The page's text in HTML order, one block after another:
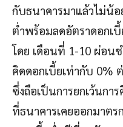
กับธนาคารมาแล้วไม่น้อ
ต่ำพร้อมลดอัตราดอกเบี้
โดย เดือนที่ 1-10 ผ่อน
คิดดอกเบี้ยเท่ากับ 0%
ซึ่งถือเป็นการยกเว้นกา
ที่ธนาคารเคยออกมาต